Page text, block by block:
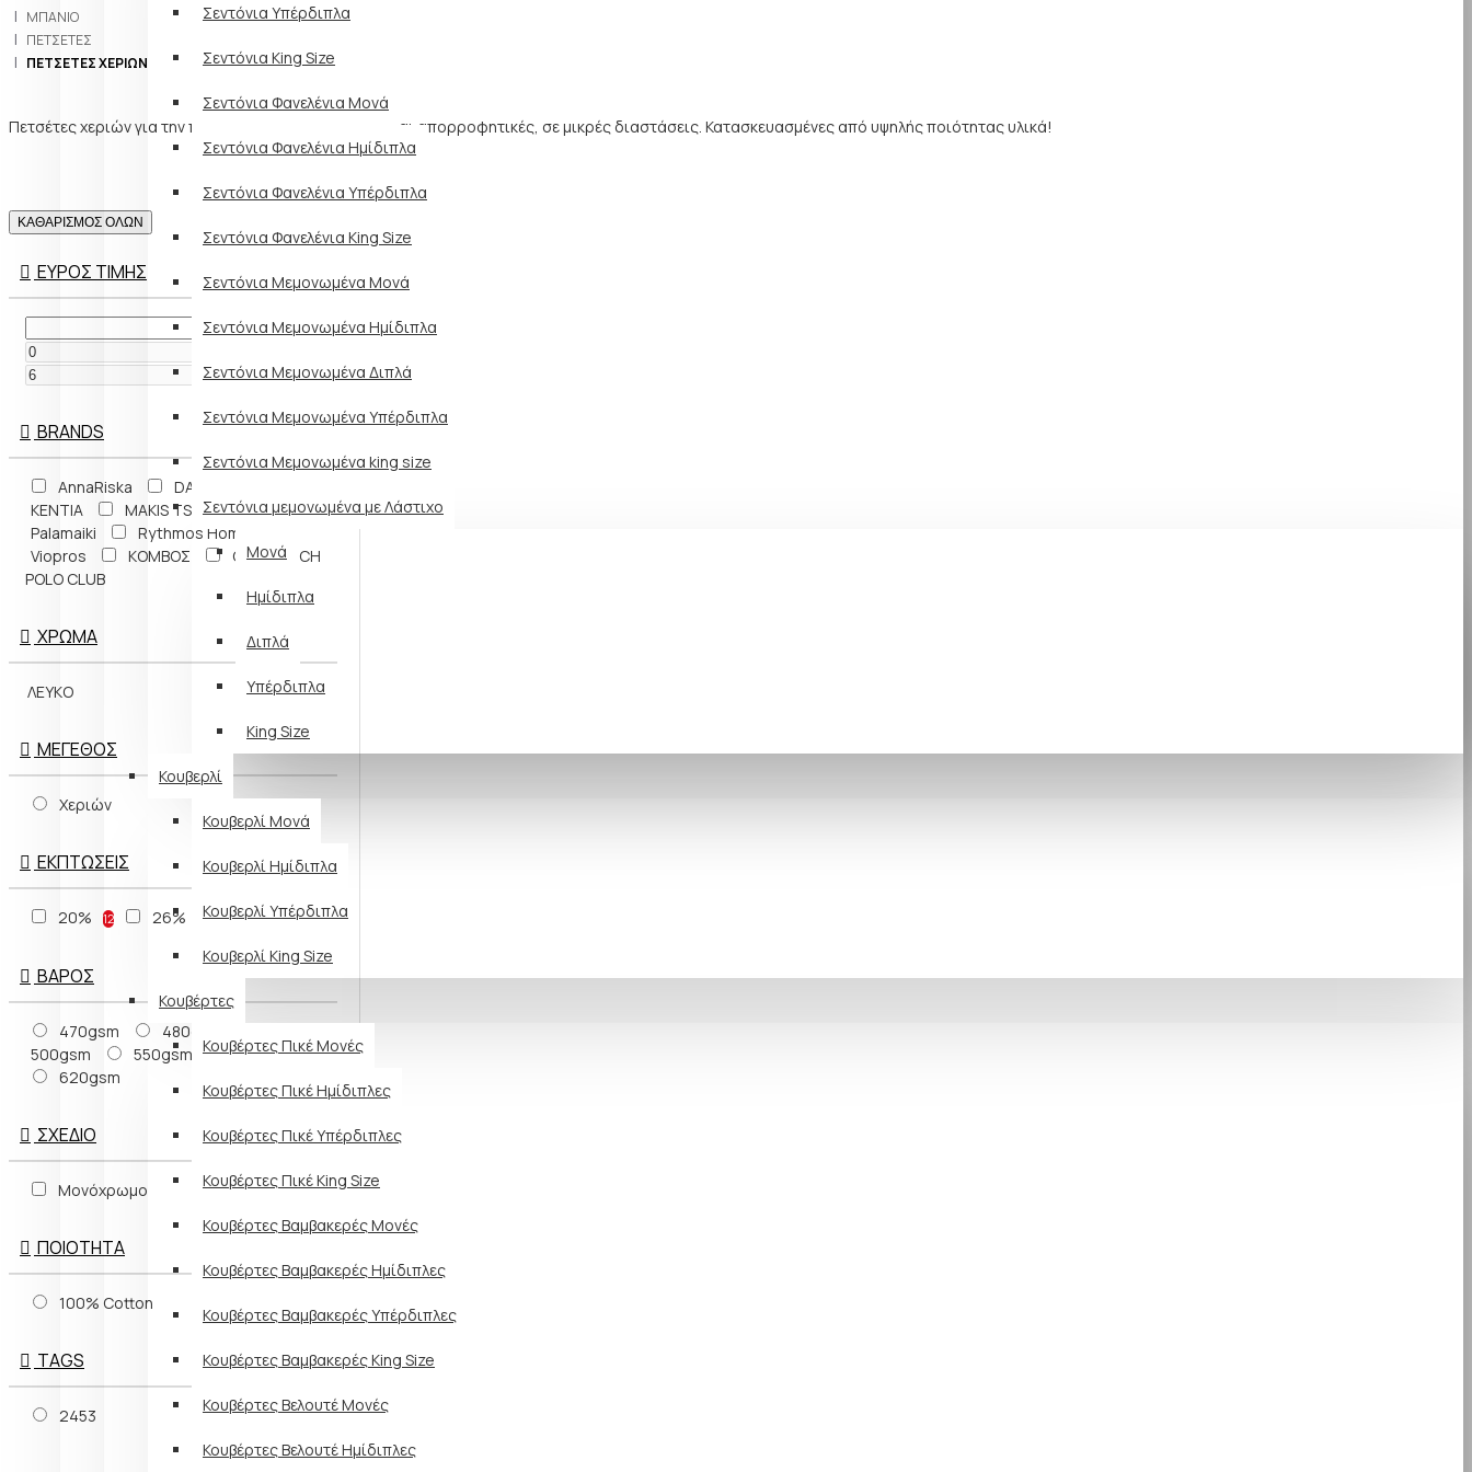
Σεντόνια Υπέρδιπλα
Σεντόνια King Size
Σεντόνια Φανελένια Μονά
Σεντόνια Φανελένια Ημίδιπλα
Σεντόνια Φανελένια Υπέρδιπλα
Σεντόνια Φανελένια King Size
Σεντόνια Μεμονωμένα Μονά
Σεντόνια Μεμονωμένα Ημίδιπλα
Σεντόνια Μεμονωμένα Διπλά
Σεντόνια Μεμονωμένα Υπέρδιπλα
Σεντόνια Μεμονωμένα king size
Σεντόνια μεμονωμένα με Λάστιχο
Μονά
Ημίδιπλα
Διπλά
Υπέρδιπλα
King Size
Κουβερλί
Κουβερλί Μονά
Κουβερλί Ημίδιπλα
Κουβερλί Υπέρδιπλα
Κουβερλί King Size
Κουβέρτες
Κουβέρτες Πικέ Μονές
Κουβέρτες Πικέ Ημίδιπλες
Κουβέρτες Πικέ Υπέρδιπλες
Κουβέρτες Πικέ King Size
Κουβέρτες Βαμβακερές Μονές
Κουβέρτες Βαμβακερές Ημίδιπλες
Κουβέρτες Βαμβακερές Υπέρδιπλες
Κουβέρτες Βαμβακερές King Size
Κουβέρτες Βελουτέ Μονές
Κουβέρτες Βελουτέ Ημίδιπλες
ΜΠΆΝΙΟ
ΠΕΤΣΈΤΕΣ
ΠΕΤΣΈΤΕΣ ΧΕΡΙΏΝ
Πετσέτες χεριών για την προσωπική υγιεινή, απαλές και απορροφητικές, σε μικρές διαστάσεις. Κατασκευασμένες από υψηλής ποιότητας υλικά!
ΚΑΘΑΡΙΣΜΟΣ ΟΛΩΝ
ΕΥΡΟΣ ΤΙΜΗΣ
€
BRANDS
AnnaRiska
DAS Home
KENTIA
MAKIS TSELIOS
Palamaiki
Rythmos Home
Viopros
ΚΟΜΒΟΣ
GREENWICH
POLO CLUB
ΧΡΏΜΑ
ΛΕΥΚΟ
ΜΈΓΕΘΟΣ
Χεριών
ΕΚΠΤΏΣΕΙΣ
20% 12 26%
ΒΆΡΟΣ
470gsm
480gsm
500gsm
550gsm
600gsm
620gsm
ΣΧΈΔΙΟ
Μονόχρωμο
ΠΟΙΌΤΗΤΑ
100% Cotton
TAGS
2453